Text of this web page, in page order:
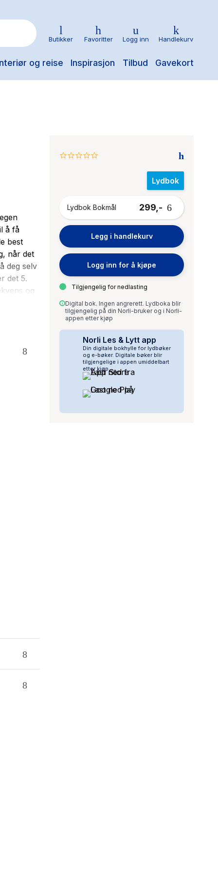
og reise Inspirasjon Tilbud Gavekort
Butikker Favoritter Logg inn Handlekurv
0.0
Lydbok
Lydbok Bokmål 299,-
Legg i handlekurv
Logg inn for å kjøpe
Tilgjengelig for nedlasting
Digital bok. Ingen angrerett. Lydboka blir
tilgjengelig på din Norli-bruker og i Norli-
appen etter kjøp
Norli Les & Lytt app
Din digitale bokhylle for lydbøker
og e-bøker. Digitale bøker blir
tilgjengelige i appen umiddelbart
etter kjøp.
å få
best
når det
deg selv
det 5.
og
har
en
har du
liv.